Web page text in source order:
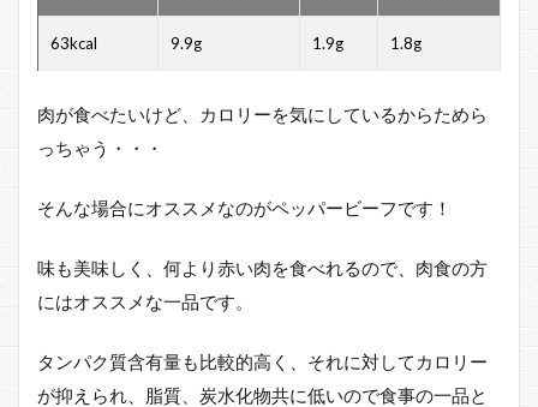
63kcal 9.9g 1.9g 1.8g
肉が食べたいけど、カロリーを気にしているからためら
っちゃう・・・
そんな場合にオススメなのがペッパービーフです！
味も美味しく、何より赤い肉を食べれるので、肉食の方
にはオススメな一品です。
タンパク質含有量も比較的高く、それに対してカロリー
が抑えられ、脂質、炭水化物共に低いので食事の一品と